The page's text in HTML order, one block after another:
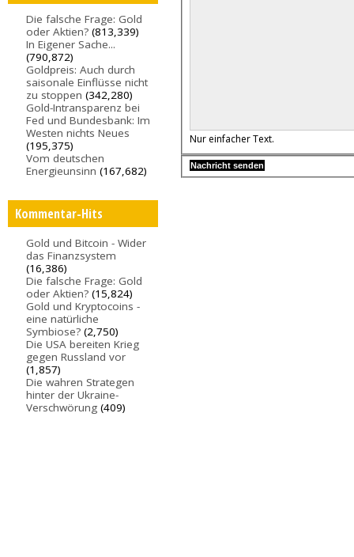
Die falsche Frage: Gold
oder Aktien? (813,339)
In Eigener Sache...
(790,872)
Goldpreis: Auch durch
saisonale Einflüsse nicht
zu stoppen (342,280)
Gold-Intransparenz bei
Fed und Bundesbank: Im
Westen nichts Neues
(195,375)
Vom deutschen
Energieunsinn (167,682)
Kommentar-Hits
Gold und Bitcoin - Wider
das Finanzsystem
(16,386)
Die falsche Frage: Gold
oder Aktien? (15,824)
Gold und Kryptocoins -
eine natürliche
Symbiose? (2,750)
Die USA bereiten Krieg
gegen Russland vor
(1,857)
Die wahren Strategen
hinter der Ukraine-
Verschwörung (409)
Nur einfacher Text.